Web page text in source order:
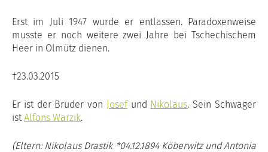
Erst im Juli 1947 wurde er entlassen. Paradoxenweise
musste er noch weitere zwei Jahre bei Tschechischem
Heer in Olmütz dienen.
†23.03.2015
Er ist der Bruder von Josefund Nikolaus. Sein Schwager
istAlfons Warzik.
(Eltern: Nikolaus Drastik *04.12.1894 Köberwitz und Antonia